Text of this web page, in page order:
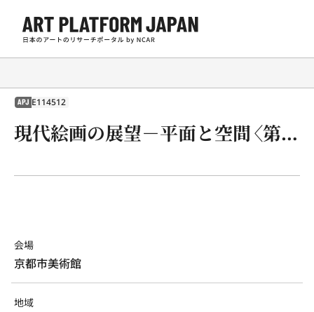
APJ E114512
現代絵画の展望－平面と空間〈第18回現代日本美術展・企画部門〉
会場
京都市美術館
地域